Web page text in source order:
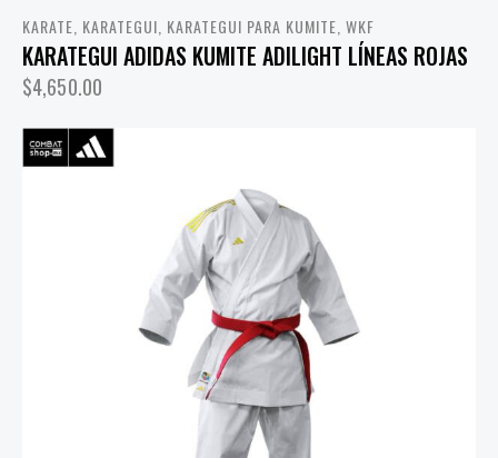
KARATE KARATEGUI KARATEGUI PARA KUMITE WKF
KARATEGUI ADIDAS KUMITE ADILIGHT LÍNEAS ROJAS
$4,650.00